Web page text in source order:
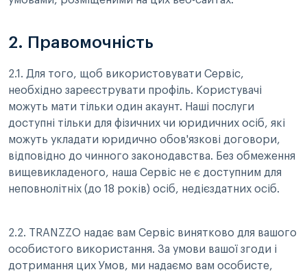
2. Правомочність
2.1. Для того, щоб використовувати Сервіс,
необхідно зареєструвати профіль. Користувачі
можуть мати тільки один акаунт. Наші послуги
доступні тільки для фізичних чи юридичних осіб, які
можуть укладати юридично обов'язкові договори,
відповідно до чинного законодавства. Без обмеження
вищевикладеного, наша Сервіс не є доступним для
неповнолітніх (до 18 років) осіб, недієздатних осіб.
2.2. TRANZZO надає вам Сервіс винятково для вашого
особистого використання. За умови вашої згоди і
дотримання цих Умов, ми надаємо вам особисте,